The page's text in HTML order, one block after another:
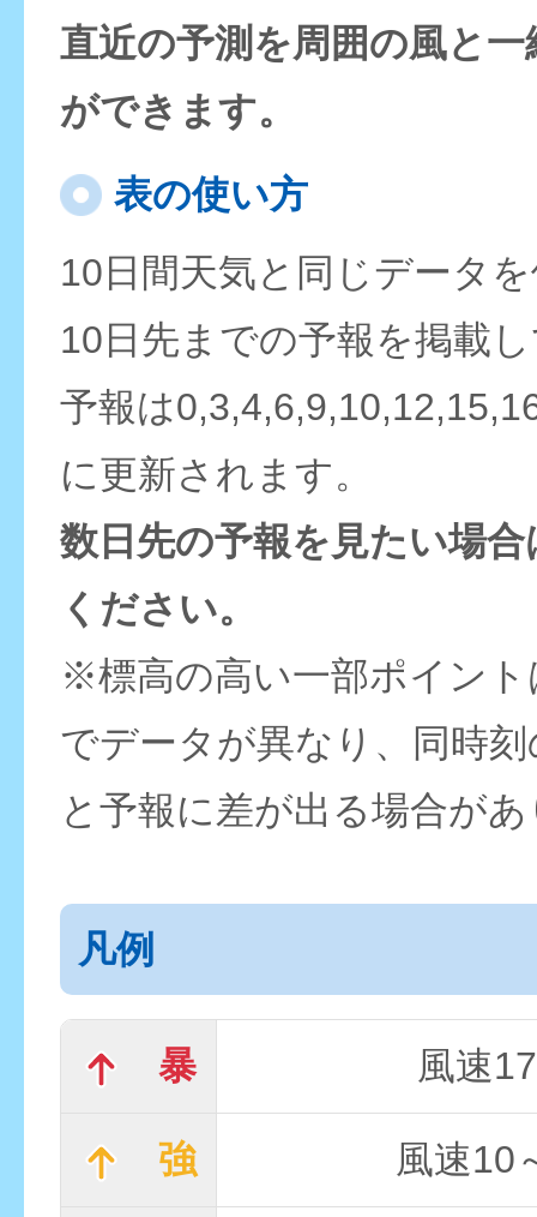
直近の予測を周囲の風と
ができます。
表の使い方
10日間天気と同じデータ
10日先までの予報を掲載
予報は
に更新されます。
数日先の予報を見たい場
ください。
※標高の高い一部ポイン
でデータが異なり、同時
と予報に差が出る場合が
凡例
暴 風速
強 風速10